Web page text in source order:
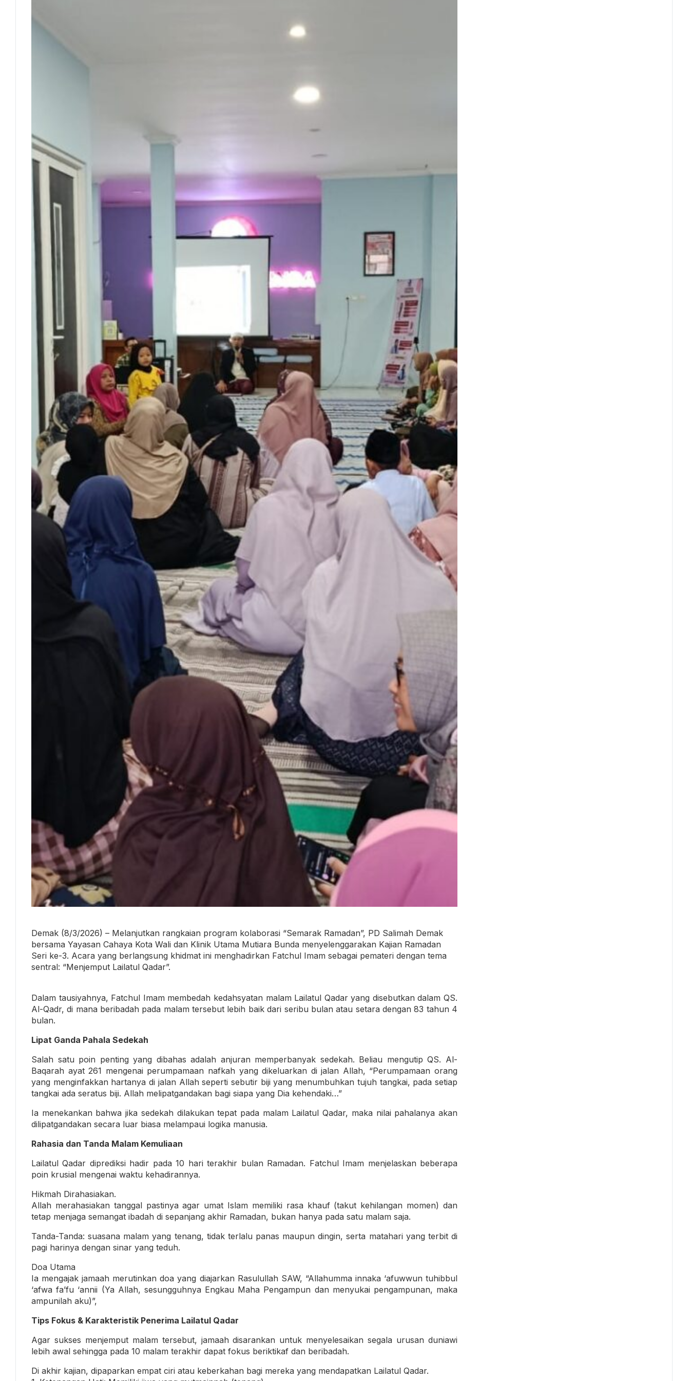
Demak (8/3/2026) – Melanjutkan rangkaian program kolaborasi “Semarak Ramadan”, PD Salimah Demak
bersama Yayasan Cahaya Kota Wali dan Klinik Utama Mutiara Bunda menyelenggarakan Kajian Ramadan
Seri ke-3. Acara yang berlangsung khidmat ini menghadirkan Fatchul Imam sebagai pemateri dengan tema
sentral: “Menjemput Lailatul Qadar”.
Dalam tausiyahnya, Fatchul Imam membedah kedahsyatan malam Lailatul Qadar yang disebutkan dalam QS.
Al-Qadr, di mana beribadah pada malam tersebut lebih baik dari seribu bulan atau setara dengan 83 tahun 4
bulan.
Lipat Ganda Pahala Sedekah
Salah satu poin penting yang dibahas adalah anjuran memperbanyak sedekah. Beliau mengutip QS. Al-
Baqarah ayat 261 mengenai perumpamaan nafkah yang dikeluarkan di jalan Allah, “Perumpamaan orang
yang menginfakkan hartanya di jalan Allah seperti sebutir biji yang menumbuhkan tujuh tangkai, pada setiap
tangkai ada seratus biji. Allah melipatgandakan bagi siapa yang Dia kehendaki…”
Ia menekankan bahwa jika sedekah dilakukan tepat pada malam Lailatul Qadar, maka nilai pahalanya akan
dilipatgandakan secara luar biasa melampaui logika manusia.
Rahasia dan Tanda Malam Kemuliaan
Lailatul Qadar diprediksi hadir pada 10 hari terakhir bulan Ramadan. Fatchul Imam menjelaskan beberapa
poin krusial mengenai waktu kehadirannya.
Hikmah Dirahasiakan.
Allah merahasiakan tanggal pastinya agar umat Islam memiliki rasa khauf (takut kehilangan momen) dan
tetap menjaga semangat ibadah di sepanjang akhir Ramadan, bukan hanya pada satu malam saja.
Tanda-Tanda: suasana malam yang tenang, tidak terlalu panas maupun dingin, serta matahari yang terbit di
pagi harinya dengan sinar yang teduh.
Doa Utama
Ia mengajak jamaah merutinkan doa yang diajarkan Rasulullah SAW, “Allahumma innaka ‘afuwwun tuhibbul
‘afwa fa’fu ‘annii (Ya Allah, sesungguhnya Engkau Maha Pengampun dan menyukai pengampunan, maka
ampunilah aku)”,
Tips Fokus & Karakteristik Penerima Lailatul Qadar
Agar sukses menjemput malam tersebut, jamaah disarankan untuk menyelesaikan segala urusan duniawi
lebih awal sehingga pada 10 malam terakhir dapat fokus beriktikaf dan beribadah.
Di akhir kajian, dipaparkan empat ciri atau keberkahan bagi mereka yang mendapatkan Lailatul Qadar.